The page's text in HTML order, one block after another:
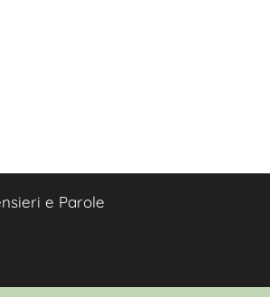
e Parole